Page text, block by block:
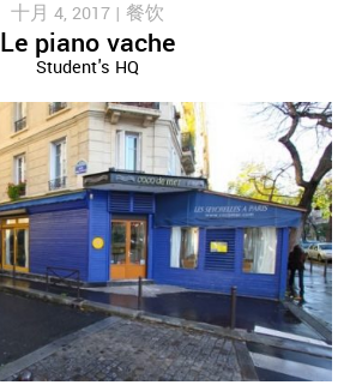
十月 4, 2017 | 餐饮
Le piano vache
Student's HQ